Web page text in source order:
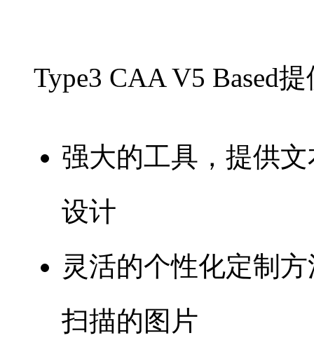
Type3 CAA V5 Based
强大的工具，提供
设计
灵活的个性化定制
扫描的图片